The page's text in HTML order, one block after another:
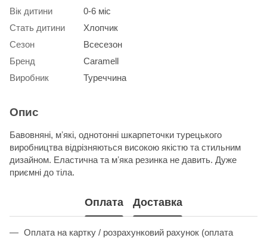
Вік дитини
0-6 міс
Стать дитини
Хлопчик
Сезон
Всесезон
Бренд
Caramell
Виробник
Туреччина
Опис
Бавовняні, мʼякі, однотонні шкарпеточки турецького
виробництва відрізняються високою якістю та стильним
дизайном. Еластична та мʼяка резинка не давить. Дуже
приємні до тіла.
Оплата Доставка
Оплата на картку / розрахунковий рахунок (оплата